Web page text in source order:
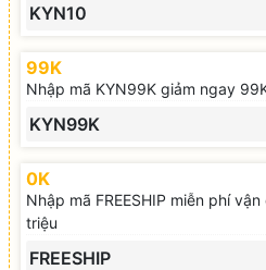
KYN10
99K
Nhập mã KYN99K giảm ngay
KYN99K
0K
Nhập mã FREESHIP miễn phí
triệu
FREESHIP